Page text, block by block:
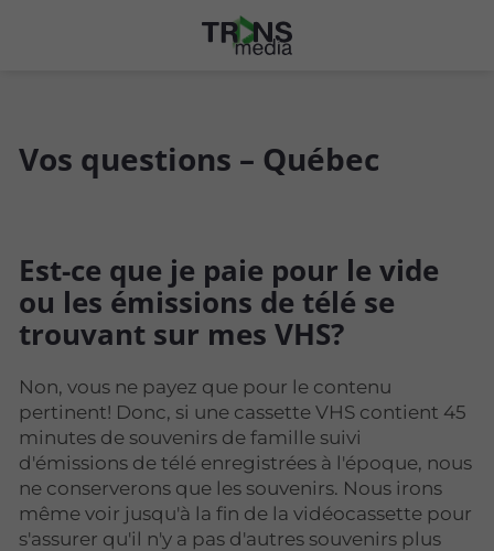
Vos questions – Québec
Est-ce que je paie pour le vide
ou les émissions de télé se
trouvant sur mes VHS?
Non, vous ne payez que pour le contenu
pertinent! Donc, si une cassette VHS contient 45
minutes de souvenirs de famille suivi
d'émissions de télé enregistrées à l'époque, nous
ne conserverons que les souvenirs. Nous irons
même voir jusqu'à la fin de la vidéocassette pour
s'assurer qu'il n'y a pas d'autres souvenirs plus